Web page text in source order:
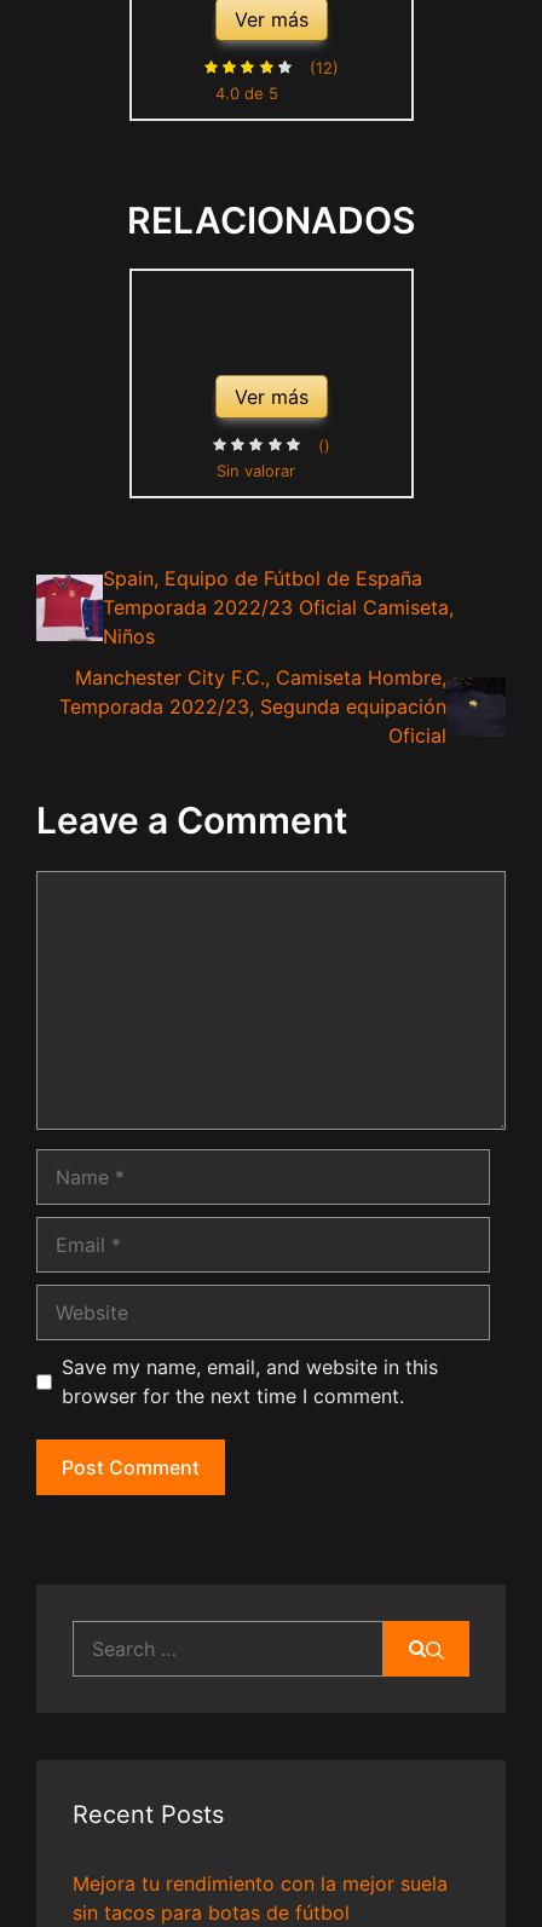
Temporada 2022-2023 -
Replica Oficial con Licencia
Oficial Adulto (L)
Ver más
4.0 de 5
(12)
RELACIONADOS
Ver más
Sin valorar
()
Spain, Equipo de Fútbol de España
Temporada 2022/23 Oficial Camiseta,
Niños
Manchester City F.C., Camiseta Hombre,
Temporada 2022/23, Segunda equipación
Oficial
Leave a Comment
Save my name, email, and website in this
browser for the next time I comment.
for:
Recent Posts
Mejora tu rendimiento con la mejor suela
sin tacos para botas de fútbol